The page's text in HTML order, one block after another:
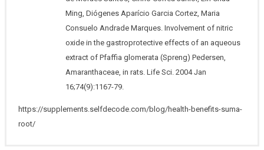
Ming, Diógenes Aparício Garcia Cortez, Maria
Consuelo Andrade Marques. Involvement of nitric
oxide in the gastroprotective effects of an aqueous
extract of Pfaffia glomerata (Spreng) Pedersen,
Amaranthaceae, in rats. Life Sci. 2004 Jan
16;74(9):1167-79.
https://supplements.selfdecode.com/blog/health-benefits-suma-
root/